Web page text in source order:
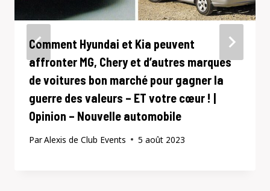
Comment Hyundai et Kia peuvent
affronter MG, Chery et d’autres marques
de voitures bon marché pour gagner la
guerre des valeurs – ET votre cœur ! |
Opinion – Nouvelle automobile
ParAlexis de Club Events 5 août 2023